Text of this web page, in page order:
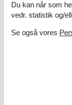
Du kan når som
vedr. statistik og/
Se også vores